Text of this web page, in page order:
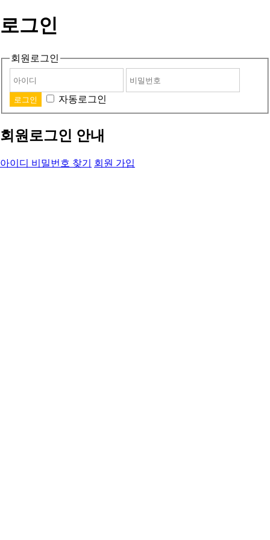
로그인
회원로그인
자동로그인
회원로그인 안내
아이디 비밀번호 찾기 회원 가입